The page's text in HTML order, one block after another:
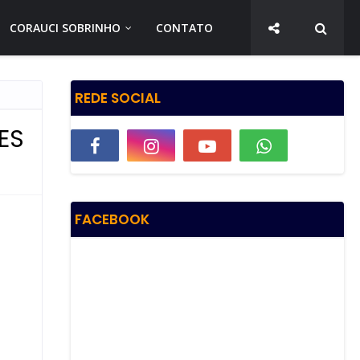
CORAUCI SOBRINHO CONTATO
REDE SOCIAL
FACEBOOK